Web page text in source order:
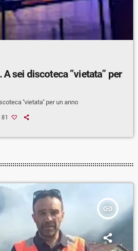
sei discoteca ”vietata” per
''vietata'' per un anno
81
insert_link